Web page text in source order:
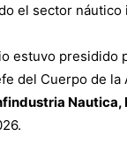
el sector náutico
estuvo presidido
del Cuerpo de
Nautica,